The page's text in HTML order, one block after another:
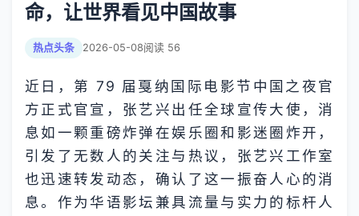
命，让世界看见中国故事
热点头条 2026-05-08阅读 56
近日，第 79 届戛纳国际电影节中国之夜官
方正式官宣，张艺兴出任全球宣传大使，消
息如一颗重磅炸弹在娱乐圈和影迷圈炸开，
引发了无数人的关注与热议，张艺兴工作室
也迅速转发动态，确认了这一振奋人心的消
息。作为华语影坛兼具流量与实力的标杆人